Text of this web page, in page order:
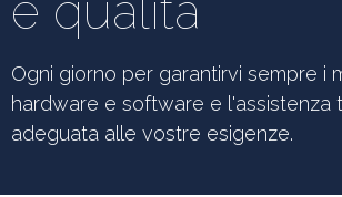
e qualità
Ogni giorno per garantirvi sempre i
hardware e software e l'assistenza
adeguata alle vostre esigenze.